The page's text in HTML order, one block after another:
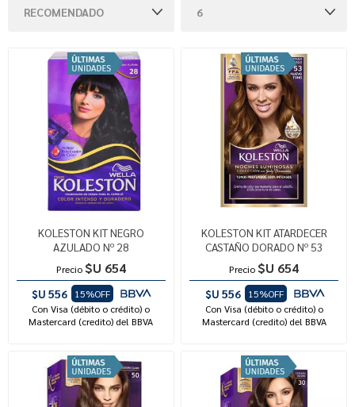
KOLESTON KIT NEGRO
AZULADO Nº 28
Precio $U 654
$U 556
15%OFF
Con Visa (débito o crédito) o
Mastercard (credito) del BBVA
KOLESTON KIT ATARDECER
CASTAÑO DORADO Nº 53
Precio $U 654
$U 556
15%OFF
Con Visa (débito o crédito) o
Mastercard (credito) del BBVA